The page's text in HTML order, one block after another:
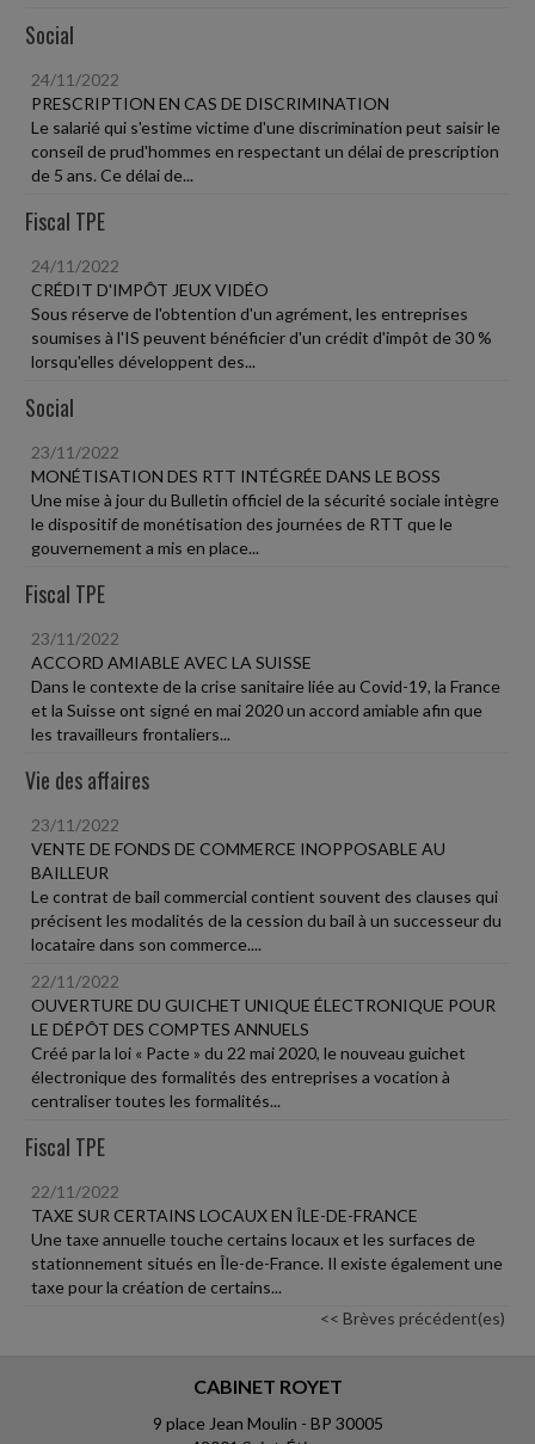
Social
24/11/2022
PRESCRIPTION EN CAS DE DISCRIMINATION
Le salarié qui s'estime victime d'une discrimination peut saisir le
conseil de prud'hommes en respectant un délai de prescription
de 5 ans. Ce délai de...
Fiscal TPE
24/11/2022
CRÉDIT D'IMPÔT JEUX VIDÉO
Sous réserve de l'obtention d'un agrément, les entreprises
soumises à l'IS peuvent bénéficier d'un crédit d'impôt de 30 %
lorsqu'elles développent des...
Social
23/11/2022
MONÉTISATION DES RTT INTÉGRÉE DANS LE BOSS
Une mise à jour du Bulletin officiel de la sécurité sociale intègre
le dispositif de monétisation des journées de RTT que le
gouvernement a mis en place...
Fiscal TPE
23/11/2022
ACCORD AMIABLE AVEC LA SUISSE
Dans le contexte de la crise sanitaire liée au Covid-19, la France
et la Suisse ont signé en mai 2020 un accord amiable afin que
les travailleurs frontaliers...
Vie des affaires
23/11/2022
VENTE DE FONDS DE COMMERCE INOPPOSABLE AU
BAILLEUR
Le contrat de bail commercial contient souvent des clauses qui
précisent les modalités de la cession du bail à un successeur du
locataire dans son commerce....
22/11/2022
OUVERTURE DU GUICHET UNIQUE ÉLECTRONIQUE POUR
LE DÉPÔT DES COMPTES ANNUELS
Créé par la loi « Pacte » du 22 mai 2020, le nouveau guichet
électronique des formalités des entreprises a vocation à
centraliser toutes les formalités...
Fiscal TPE
22/11/2022
TAXE SUR CERTAINS LOCAUX EN ÎLE-DE-FRANCE
Une taxe annuelle touche certains locaux et les surfaces de
stationnement situés en Île-de-France. Il existe également une
taxe pour la création de certains...
<< Brèves précédent(es)
CABINET ROYET
9 place Jean Moulin - BP 30005